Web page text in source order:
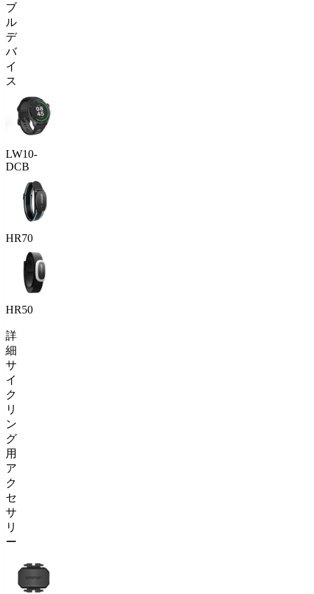
ブ
ル
デ
バ
イ
ス
LW10-
DCB
HR70
HR50
詳
細
サ
イ
ク
リ
ン
グ
用
ア
ク
セ
サ
リ
ー